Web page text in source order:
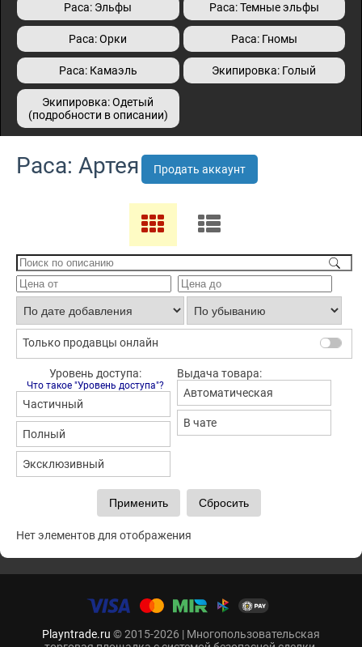
Раса: Эльфы Раса: Темные эльфы
Раса: Орки Раса: Гномы
Раса: Камаэль Экипировка: Голый
Экипировка: Одетый
(подробности в описании)
Раса: Артея Продать аккаунт
Только продавцы онлайн
Уровень доступа:
Что такое "Уровень доступа"?
Частичный
Полный
Эксклюзивный
Выдача товара:
Автоматическая
В чате
Нет элементов для отображения
Playntrade.ru © 2015-2026 | Многопользовательская